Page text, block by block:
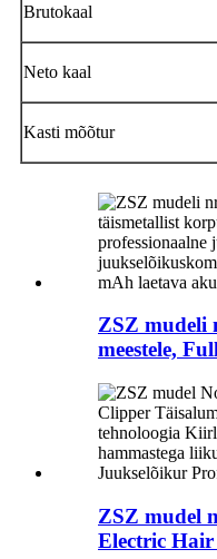
Brutokaal
Neto kaal
Kasti mõõtur
ZSZ mudeli
meestele,
ZSZ mudel
Electric